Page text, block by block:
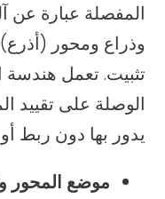
المفصلة عبارة عن
وذراع ومحور
تثبيت. تعمل
الوصلة على تقييد
يدور بها دون ربط
موضع المحور